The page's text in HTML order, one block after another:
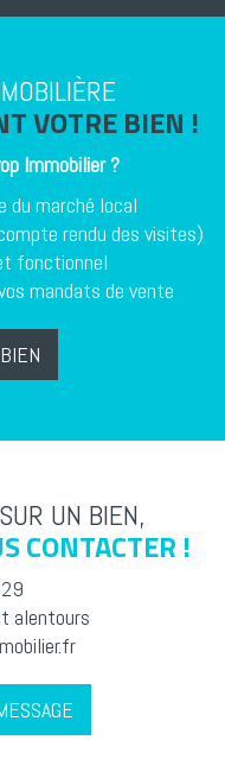
VOTRE BIEN !
Immobilier?
du marché local
rendu des visites)
fonctionnel
mandats de vente
UN BIEN,
CONTACTER !
alentours